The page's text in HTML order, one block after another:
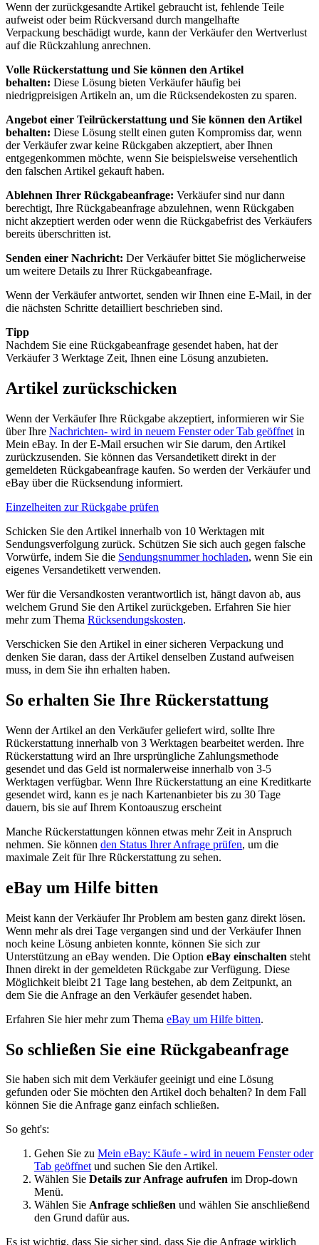
Wenn der zurückgesandte Artikel gebraucht ist, fehlende Teile
aufweist oder beim Rückversand durch mangelhafte
Verpackung beschädigt wurde, kann der Verkäufer den Wertverlust
auf die Rückzahlung anrechnen.
Volle Rückerstattung und Sie können den Artikel
behalten: Diese Lösung bieten Verkäufer häufig bei
niedrigpreisigen Artikeln an, um die Rücksendekosten zu sparen.
Angebot einer Teilrückerstattung und Sie können den Artikel
behalten: Diese Lösung stellt einen guten Kompromiss dar, wenn
der Verkäufer zwar keine Rückgaben akzeptiert, aber Ihnen
entgegenkommen möchte, wenn Sie beispielsweise versehentlich
den falschen Artikel gekauft haben.
Ablehnen Ihrer Rückgabeanfrage: Verkäufer sind nur dann
berechtigt, Ihre Rückgabeanfrage abzulehnen, wenn Rückgaben
nicht akzeptiert werden oder wenn die Rückgabefrist des Verkäufers
bereits überschritten ist.
Senden einer Nachricht: Der Verkäufer bittet Sie möglicherweise
um weitere Details zu Ihrer Rückgabeanfrage.
Wenn der Verkäufer antwortet, senden wir Ihnen eine E-Mail, in der
die nächsten Schritte detailliert beschrieben sind.
Tipp
Nachdem Sie eine Rückgabeanfrage gesendet haben, hat der
Verkäufer 3 Werktage Zeit, Ihnen eine Lösung anzubieten.
Artikel zurückschicken
Wenn der Verkäufer Ihre Rückgabe akzeptiert, informieren wir Sie
über Ihre Nachrichten- wird in neuem Fenster oder Tab geöffnet in
Mein eBay. In der E-Mail ersuchen wir Sie darum, den Artikel
zurückzusenden. Sie können das Versandetikett direkt in der
gemeldeten Rückgabeanfrage kaufen. So werden der Verkäufer und
eBay über die Rücksendung informiert.
Einzelheiten zur Rückgabe prüfen
Schicken Sie den Artikel innerhalb von 10 Werktagen mit
Sendungsverfolgung zurück. Schützen Sie sich auch gegen falsche
Vorwürfe, indem Sie die Sendungsnummer hochladen, wenn Sie ein
eigenes Versandetikett verwenden.
Wer für die Versandkosten verantwortlich ist, hängt davon ab, aus
welchem Grund Sie den Artikel zurückgeben. Erfahren Sie hier
mehr zum Thema Rücksendungskosten.
Verschicken Sie den Artikel in einer sicheren Verpackung und
denken Sie daran, dass der Artikel denselben Zustand aufweisen
muss, in dem Sie ihn erhalten haben.
So erhalten Sie Ihre Rückerstattung
Wenn der Artikel an den Verkäufer geliefert wird, sollte Ihre
Rückerstattung innerhalb von 3 Werktagen bearbeitet werden. Ihre
Rückerstattung wird an Ihre ursprüngliche Zahlungsmethode
gesendet und das Geld ist normalerweise innerhalb von 3-5
Werktagen verfügbar. Wenn Ihre Rückerstattung an eine Kreditkarte
gesendet wird, kann es je nach Kartenanbieter bis zu 30 Tage
dauern, bis sie auf Ihrem Kontoauszug erscheint
Manche Rückerstattungen können etwas mehr Zeit in Anspruch
nehmen. Sie können den Status Ihrer Anfrage prüfen, um die
maximale Zeit für Ihre Rückerstattung zu sehen.
eBay um Hilfe bitten
Meist kann der Verkäufer Ihr Problem am besten ganz direkt lösen.
Wenn mehr als drei Tage vergangen sind und der Verkäufer Ihnen
noch keine Lösung anbieten konnte, können Sie sich zur
Unterstützung an eBay wenden. Die Option eBay einschalten steht
Ihnen direkt in der gemeldeten Rückgabe zur Verfügung. Diese
Möglichkeit bleibt 21 Tage lang bestehen, ab dem Zeitpunkt, an
dem Sie die Anfrage an den Verkäufer gesendet haben.
Erfahren Sie hier mehr zum Thema eBay um Hilfe bitten.
So schließen Sie eine Rückgabeanfrage
Sie haben sich mit dem Verkäufer geeinigt und eine Lösung
gefunden oder Sie möchten den Artikel doch behalten? In dem Fall
können Sie die Anfrage ganz einfach schließen.
So geht's:
Gehen Sie zu Mein eBay: Käufe - wird in neuem Fenster oder
Tab geöffnetund suchen Sie den Artikel.
Wählen Sie Details zur Anfrage aufrufen im Drop-down
Menü.
Wählen Sie Anfrage schließen und wählen Sie anschließend
den Grund dafür aus.
Es ist wichtig, dass Sie sicher sind, dass Sie die Anfrage wirklich